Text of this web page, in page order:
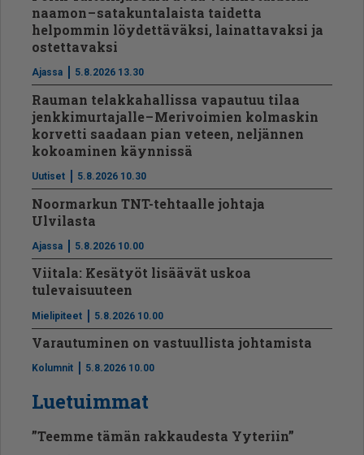
naamon – satakuntalaista taidetta
helpommin löydettäväksi, lainattavaksi ja
ostettavaksi
Ajassa 5.8.2026 13.30
Rauman telakkahallissa vapautuu tilaa
jenkkimurtajalle – Merivoimien kolmaskin
korvetti saadaan pian veteen, neljännen
kokoaminen käynnissä
Uutiset 5.8.2026 10.30
Noormarkun TNT-tehtaalle johtaja
Ulvilasta
Ajassa 5.8.2026 10.00
Viitala: Kesätyöt lisäävät uskoa
tulevaisuuteen
Mielipiteet 5.8.2026 10.00
Varautuminen on vastuullista johtamista
Kolumnit 5.8.2026 10.00
Luetuimmat
”Teemme tämän rakkaudesta Yyteriin”